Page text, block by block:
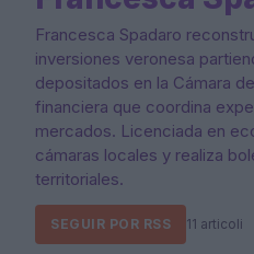
Francesca Spadaro
inversiones veronesa
depositados en la Cámara
financiera que coordina
mercados. Licenciada en
cámaras locales y realiza
territoriales.
SEGUIR POR RSS 11 articoli